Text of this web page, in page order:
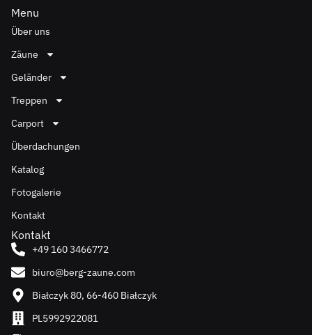
Menu
Über uns
Zäune
Geländer
Treppen
Carport
Überdachungen
Katalog
Fotogalerie
Kontakt
Kontakt
+49 160 3466772
biuro@berg-zaune.com
Białczyk 80, 66-460 Białczyk
PL5992922081